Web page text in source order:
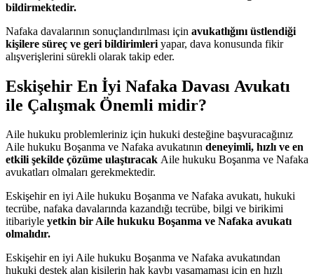
bildirmektedir.
Nafaka davalarının sonuçlandırılması için avukatlığını üstlendiği
kişilere süreç ve geri bildirimleri yapar, dava konusunda fikir
alışverişlerini sürekli olarak takip eder.
Eskişehir En İyi Nafaka Davası Avukatı
ile Çalışmak Önemli midir?
Aile hukuku problemleriniz için hukuki desteğine başvuracağınız
Aile hukuku Boşanma ve Nafaka avukatının deneyimli, hızlı ve en
etkili şekilde çözüme ulaştıracak Aile hukuku Boşanma ve Nafaka
avukatları olmaları gerekmektedir.
Eskişehir en iyi Aile hukuku Boşanma ve Nafaka avukatı, hukuki
tecrübe, nafaka davalarında kazandığı tecrübe, bilgi ve birikimi
itibariyle yetkin bir Aile hukuku Boşanma ve Nafaka avukatı
olmalıdır.
Eskişehir en iyi Aile hukuku Boşanma ve Nafaka avukatından
hukuki destek alan kişilerin hak kaybı yaşamaması için en hızlı